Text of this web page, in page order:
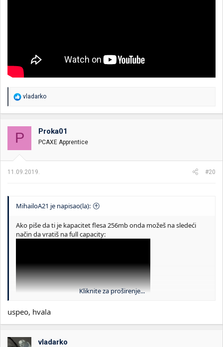
R
o
v
n
:
vladarko
P Proka01
PCAXE Apprentice
11.09.2019. #20
MihailoA21 je napisao(la):
Ako piše da ti je kapacitet flesa 256mb onda možeš na sledeći
način da vratiš na full capacity:
Kliknite za proširenje...
uspeo, hvala
vladarko